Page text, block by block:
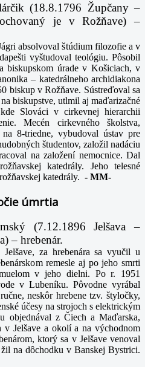
(18.8.1796 Župčany –
je v Rožňave) –
absolvoval štúdium filozofie a v
vyštudoval teológiu. Pôsobil
biskupskom úrade v Košiciach, v
– katedrálneho archidiakona
biskup v Rožňave. Sústreďoval sa
biskupstve, utlmil aj maďarizačné
Slováci v cirkevnej hierarchii
Mecén cirkevného školstva,
8-triedne, vybudoval ústav pre
študentov, založil nadáciu
na založení nemocnice. Dal
katedrály. Jeho telesné
katedrály. - MM-
úmrtia
(7.12.1896 Jelšava –
– hrebenár.
za hrebenára sa vyučil u
remesle aj po jeho smrti
v jeho dielni. Po r. 1951
v Lubeníku. Pôvodne vyrábal
neskôr hrebene tzv. štyločky,
účesy na strojoch s elektrickým
objednával z Čiech a Maďarska,
v Jelšave a okolí a na východnom
ktorý sa v Jelšave venoval
na dôchodku v Banskej Bystrici.